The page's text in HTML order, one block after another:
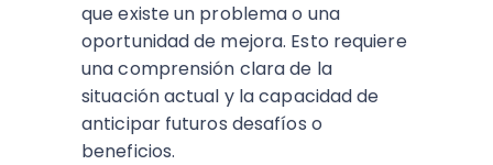
que existe un problema o una
oportunidad de mejora. Esto requiere
una comprensión clara de la
situación actual y la capacidad de
anticipar futuros desafíos o
beneficios.